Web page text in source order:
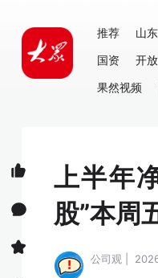
推荐 山东
国资
开
果然视频
上半年
股”本周
公司观 |